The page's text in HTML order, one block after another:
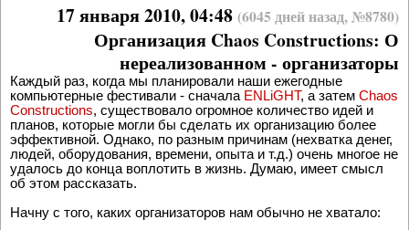
17 января 2010, 04:48(6045 дней назад, №8780)
Организация Chaos Constructions: О
нереализованном - организаторы
Каждый раз, когда мы планировали наши ежегодные
компьютерные фестивали - сначалаENLiGHT, а затемChaos
Constructions, существовало огромное количество идей и
планов, которые могли бы сделать их организацию более
эффективной. Однако, по разным причинам (нехватка денег,
людей, оборудования, времени, опыта и т.д.) очень многое не
удалось до конца воплотить в жизнь. Думаю, имеет смысл